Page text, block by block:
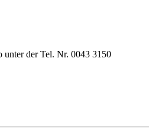
der Tel. Nr. 0043 3150